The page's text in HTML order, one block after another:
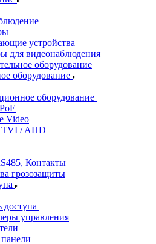
устройства
для видеонаблюдения
оборудование
оборудование
оборудование
Video
/ AHD
Контакты
грозозащиты
доступа
управления